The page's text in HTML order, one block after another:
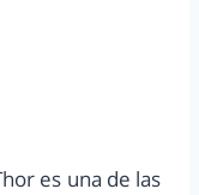
es una de las